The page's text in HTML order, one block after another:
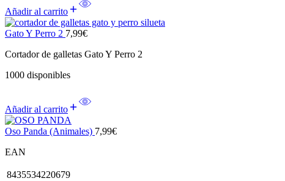
Añadir al carrito
Gato Y Perro 2 7,99€
Cortador de galletas Gato Y Perro 2
1000 disponibles
Añadir al carrito
Oso Panda (Animales) 7,99€
EAN
8435534220679